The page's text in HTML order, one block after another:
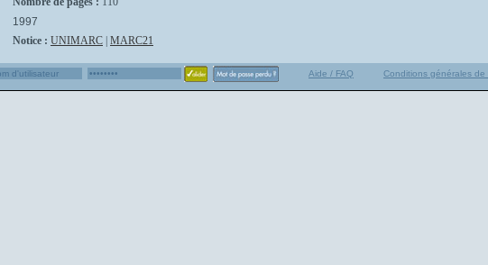
1997
Notice : UNIMARC MARC21
Aide / FAQ Conditions générales de